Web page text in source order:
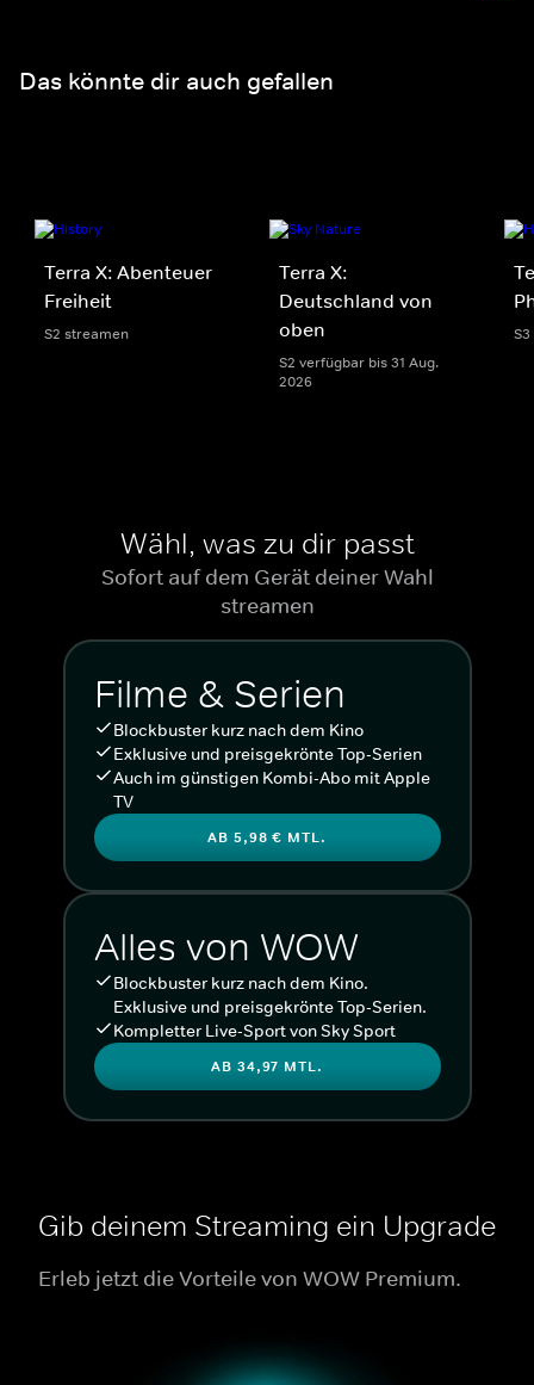
Das könnte dir auch gefallen
Terra X: Abenteuer
Freiheit
S2 streamen
Terra X:
Deutschland von
oben
S2 verfügbar bis 31 Aug.
2026
Wähl, was zu dir passt
Sofort auf dem Gerät deiner Wahl
streamen
Filme & Serien
Blockbuster kurz nach dem Kino
Exklusive und preisgekrönte Top-Serien
Auch im günstigen Kombi-Abo mit Apple
TV
AB 5,98 € MTL.
Alles von WOW
Blockbuster kurz nach dem Kino.
Exklusive und preisgekrönte Top-Serien.
Kompletter Live-Sport von Sky Sport
AB 34,97 MTL.
Gib deinem Streaming ein Upgrade
Erleb jetzt die Vorteile von WOW Premium.